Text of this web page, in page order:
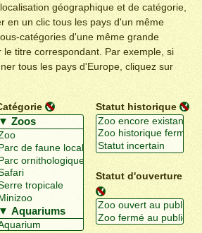
géographique et de catégorie,
en un clic tous les pays d'un même
catégories d'une même grande
titre correspondant. Par exemple, si
tous les pays d'Europe, cliquez sur
Statut historique
Statut d'ouverture